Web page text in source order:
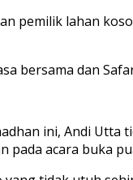
pemilik lahan
bersama dan
ini, Andi
pada acara buka